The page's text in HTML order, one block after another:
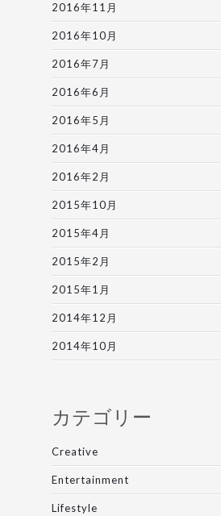
2016年11月
2016年10月
2016年7月
2016年6月
2016年5月
2016年4月
2016年2月
2015年10月
2015年4月
2015年2月
2015年1月
2014年12月
2014年10月
カテゴリー
Creative
Entertainment
Lifestyle